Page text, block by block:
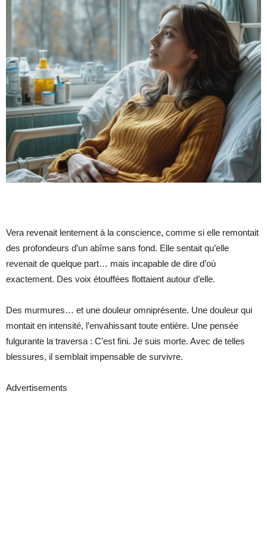
Vera revenait lentement à la conscience, comme si elle remontait
des profondeurs d’un abîme sans fond. Elle sentait qu’elle
revenait de quelque part… mais incapable de dire d’où
exactement. Des voix étouffées flottaient autour d’elle.
Des murmures… et une douleur omniprésente. Une douleur qui
montait en intensité, l’envahissant toute entière. Une pensée
fulgurante la traversa : C’est fini. Je suis morte. Avec de telles
blessures, il semblait impensable de survivre.
Advertisements